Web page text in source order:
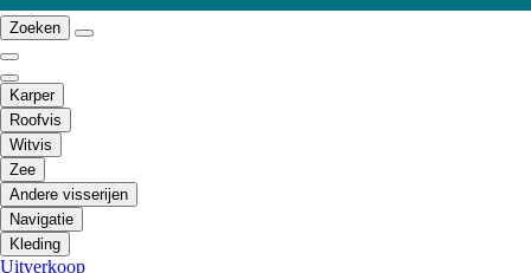
Zoeken
Karper
Roofvis
Witvis
Zee
Andere visserijen
Navigatie
Kleding
Uitverkoop